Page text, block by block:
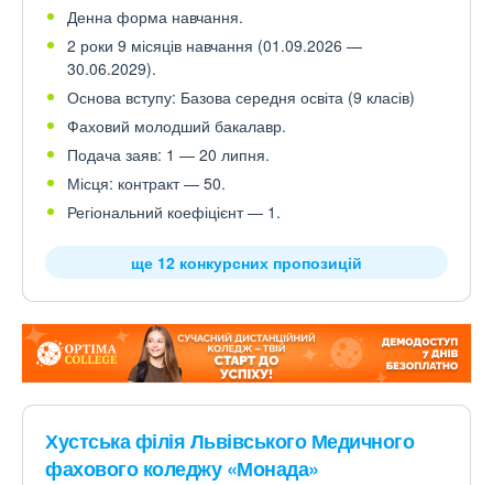
Денна форма навчання.
2 роки 9 місяців навчання (01.09.2026 —
30.06.2029).
Основа вступу: Базова середня освіта (9 класів)
Фаховий молодший бакалавр.
Подача заяв: 1 — 20 липня.
Місця: контракт — 50.
Регіональний коефіцієнт — 1.
ще 12 конкурсних пропозицій
Хустська філія Львівського Медичного
фахового коледжу «Монада»